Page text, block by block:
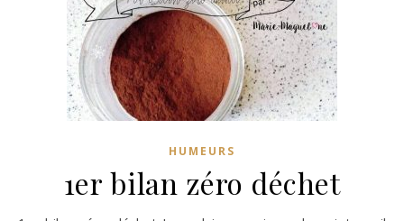
HUMEURS
1er bilan zéro déchet